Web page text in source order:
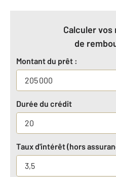
Calculer
de
Montant du prêt :
Durée du crédit
Taux d'intérêt (hors